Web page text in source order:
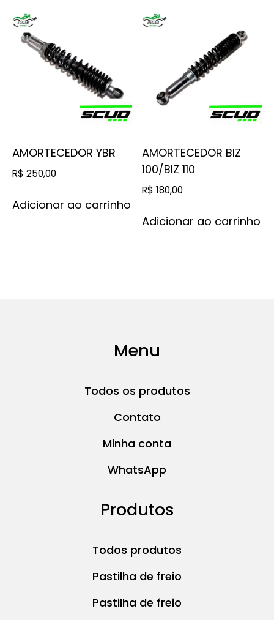
AMORTECEDOR YBR
R$ 250,00
Adicionar ao carrinho
AMORTECEDOR BIZ
100/BIZ 110
R$ 180,00
Adicionar ao carrinho
Menu
Todos os produtos
Contato
Minha conta
WhatsApp
Produtos
Todos produtos
Pastilha de freio
Pastilha de freio